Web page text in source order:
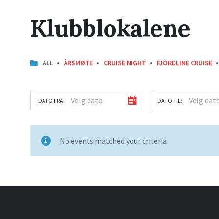
Klubblokalene
ALL ÅRSMØTE CRUISE NIGHT FJORDLINE CRUISE
DATO FRA: DATO TIL:
No events matched your criteria